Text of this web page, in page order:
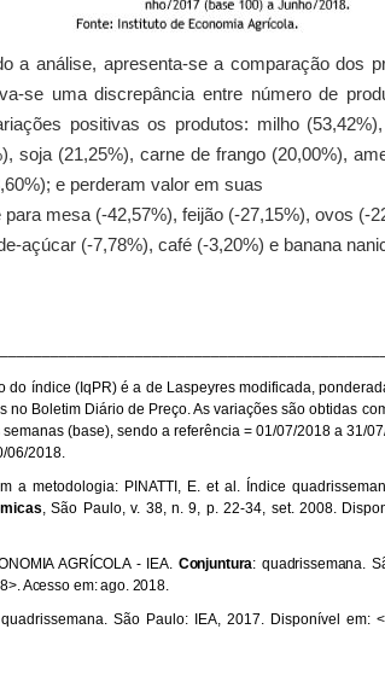
a análise, apresenta-se a comparação dos
se uma discrepância entre número de
positivas os produtos: milho
soja (21,25%), carne de frango (20,00%),
e perderam valor em suas
mesa (-42,57%), feijão (-27,15%), ovos (-
açúcar (-7,78%), café (-3,20%) e banana
do índice (IqPR) é a de Laspeyres modificada,
no Boletim Diário de Preço. As variações são obtidas
(base), sendo a referência = 01/07/2018 a 31/
06/2018.
a metodologia: PINATTI, E. et al. Índice
, São Paulo, v. 38, n. 9, p. 22-34, set. 2008.
AGRÍCOLA - IEA. Conjuntura: quadrissemana.
Acesso em: ago. 2018.
quadrissemana. São Paulo: IEA, 2017. Disponível em: <